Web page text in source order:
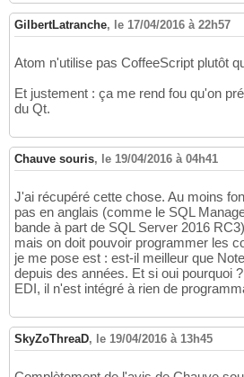
GilbertLatranche, le 17/04/2016 à 22h57
Atom n'utilise pas CoffeeScript plutôt
Et justement : ça me rend fou qu'on
du Qt.
Chauve souris, le 19/04/2016 à 04h41
J'ai récupéré cette chose. Au moins
pas en anglais (comme le SQL
bande à part de SQL Server 2016
mais on doit pouvoir programmer les
je me pose est : est-il meilleur que
depuis des années. Et si oui pourquoi
EDI, il n'est intégré à rien de
SkyZoThreaD, le 19/04/2016 à 13h45